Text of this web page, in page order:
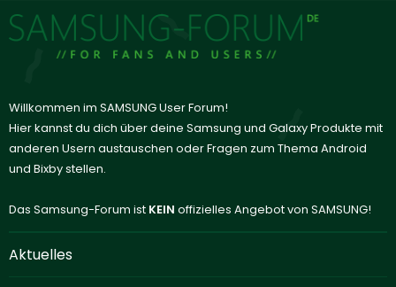
Willkommen im SAMSUNG User Forum!
Hier kannst du dich über deine Samsung und Galaxy Produkte mit
anderen Usern austauschen oder Fragen zum Thema Android
und Bixby stellen.
Das Samsung-Forum ist KEIN offizielles Angebot von SAMSUNG!
Aktuelles